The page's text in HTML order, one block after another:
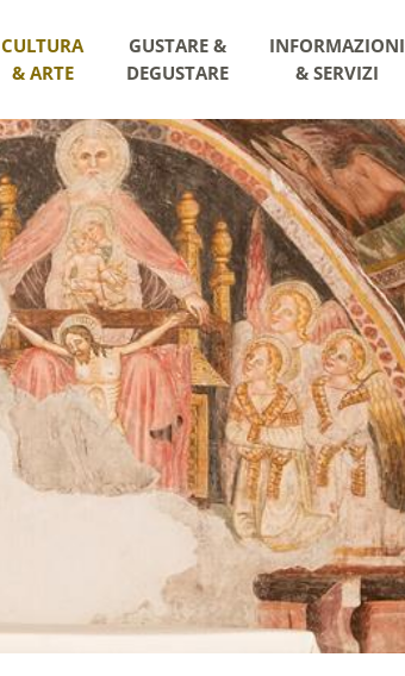
CULTURA
& ARTE
GUSTARE &
DEGUSTARE
INFORMAZIONI
& SERVIZI